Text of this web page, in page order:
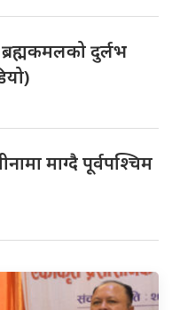
दुर्लभ
माग्दै पूर्वपश्चिम